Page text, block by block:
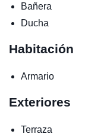
Bañera
Ducha
Habitación
Armario
Exteriores
Terraza